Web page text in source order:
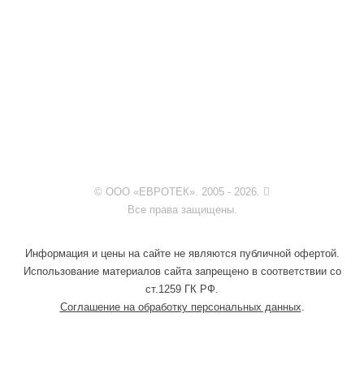
© ООО «ЕВРОТЕК». 2005 - 2026.
Все права защищены.
Информация и цены на сайте не являются публичной офертой.
Использование материалов сайта запрещено в соответствии со
ст.1259 ГК РФ.
Соглашение на обработку персональных данных